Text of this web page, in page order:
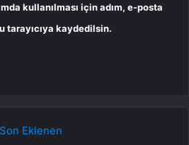
kullanılması için adım, e-posta
tarayıcıya kaydedilsin.
Son Eklenen